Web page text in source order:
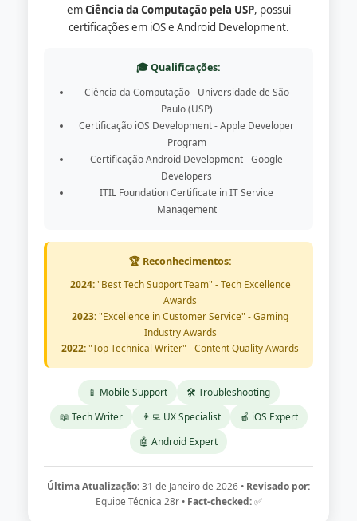
emCiência da Computação pela USP, possui
certificações em iOS e Android Development.
🎓 Qualificações:
Ciência da Computação - Universidade de São
Paulo (USP)
Certificação iOS Development - Apple Developer
Program
Certificação Android Development - Google
Developers
ITIL Foundation Certificate in IT Service
Management
🏆 Reconhecimentos:
2024:"Best Tech Support Team" - Tech Excellence
Awards
2023:"Excellence in Customer Service" - Gaming
Industry Awards
2022:"Top Technical Writer" - Content Quality Awards
📱 Mobile Support
🛠️ Troubleshooting
📖 Tech Writer
👨‍💻 UX Specialist
🍎 iOS Expert
🤖 Android Expert
Última Atualização:31 de Janeiro de 2026 • Revisado por:
Equipe Técnica 28r • Fact-checked:✅